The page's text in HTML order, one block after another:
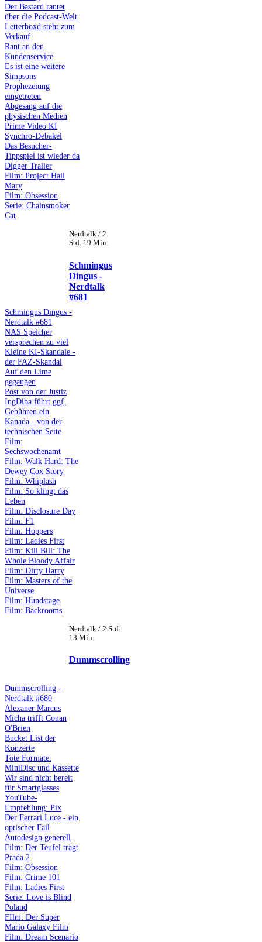
Der Bastard rantet
über die Podcast-Welt
Letterboxd steht zum
Verkauf
Rant an den
Kundenservice
Es ist eine weitere
Simpsons
Prophezeiung
eingetreten
Abgesang auf die
physischen Medien
Prime Video KI
Synchro-Debakel
Das Besucher-
Tippspiel ist wieder da
Digger Trailer
Film: Project Hail
Mary
Film: Obsession
Serie: Chainsmoker
Cat
Nerdtalk / 2
Std. 19 Min.
Schmingus
Dingus -
Nerdtalk
#681
Schmingus Dingus -
Nerdtalk #681
NAS Speicher
versprechen zu viel
Kleine KI-Skandale -
der FAZ-Skandal
Auf den Lime
gegangen
Post von der Justiz
IngDiba führt ggf.
Gebühren ein
Kanada - von der
technischen Seite
Film:
Sechswochenamt
Film: Walk Hard: The
Dewey Cox Story
Film: Whiplash
Film: So klingt das
Leben
Film: Disclosure Day
Film: F1
Film: Hoppers
Film: Ladies First
Film: Kill Bill: The
Whole Bloody Affair
Film: Dirty Harry
Film: Masters of the
Universe
Film: Hundstage
Film: Backrooms
Nerdtalk / 2 Std.
13 Min.
Dummscrolling
Dummscrolling -
Nerdtalk #680
Alexaner Marcus
Micha trifft Conan
O'Brien
Bucket List der
Konzerte
Tote Formate:
MiniDisc und Kassette
Wir sind nicht bereit
für Smartglasses
YouTube-
Empfehlung: Pix
Der Ferrari Luce - ein
optischer Fail
Autodesign generell
Film: Der Teufel trägt
Prada 2
Film: Obsession
Film: Crime 101
Film: Ladies First
Serie: Love is Blind
Poland
FIlm: Der Super
Mario Galaxy Film
Film: Dream Scenario